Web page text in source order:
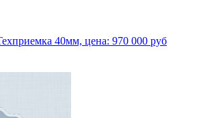
40мм, цена: 970 000 руб